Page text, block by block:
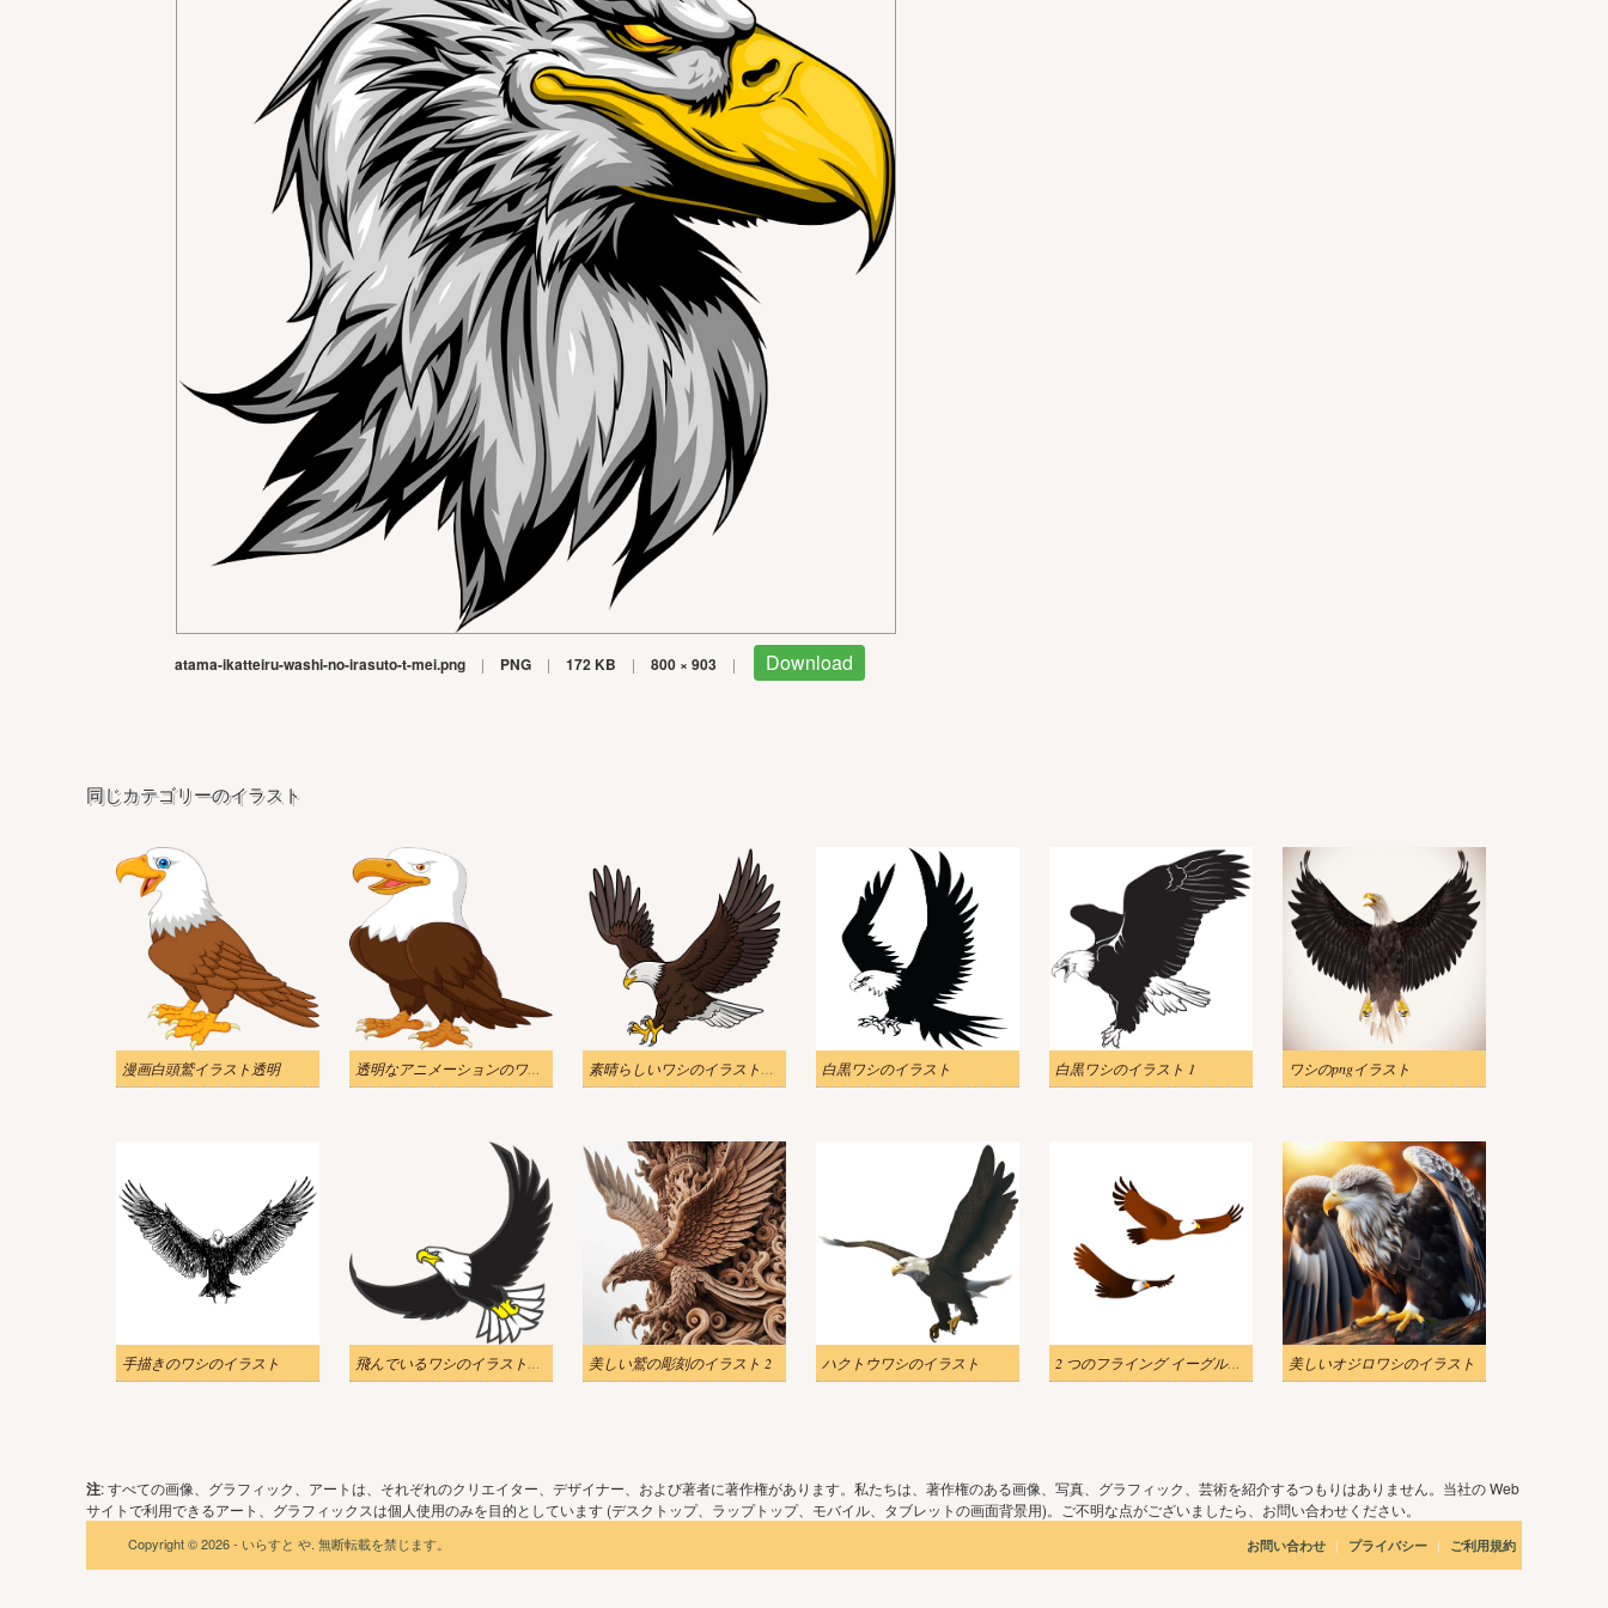
atama-ikatteiru-washi-no-irasuto-t-mei.png | PNG | 172 KB | 800 × 903 | Download
同じカテゴリーのイラスト
漫画白頭鷲イラスト透明 透明なアニメーションのワシのイラスト 素晴らしいワシのイラスト透明 白黒ワシのイラスト 白黒ワシのイラスト 1 ワシのpngイラスト
手描きのワシのイラスト 飛んでいるワシのイラスト透明 3 美しい鷲の彫刻のイラスト 2 ハクトウワシのイラスト 2 つのフライング イーグルのイラスト 美しいオジロワシのイラスト
注: すべての画像、グラフィック、アートは、それぞれのクリエイター、デザイナー、および著者に著作権があります。私たちは、著作権のある画像、写真、グラフィック、芸術を紹介するつもりはありません。当社の Web
サイトで利用できるアート、グラフィックスは個人使用のみを目的としています (デスクトップ、ラップトップ、モバイル、タブレットの画面背景用)。ご不明な点がございましたら、お問い合わせください。
Copyright © 2026 - いらすと や. 無断転載を禁じます。 お問い合わせ | プライバシー | ご利用規約